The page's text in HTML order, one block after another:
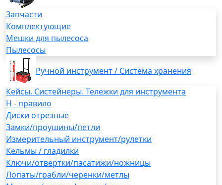
Запчасти
Комплектующие
Мешки для пылесоса
Пылесосы
Ручной инструмент / Система хранения
Кейсы. Систейнеры. Тележки для инструмента
H - правило
Диски отрезные
Замки/проушины/петли
Измерительный инструмент/рулетки
Кельмы / гладилки
Ключи/отвертки/пасатижи/ножницы
Лопаты/грабли/черенки/метлы